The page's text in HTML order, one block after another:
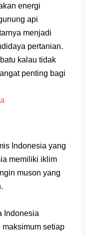
energi
api
menjadi
pertanian.
ka lau tidak
penting bagi
Indonesia yang
memiliki iklim
muson yang
Indonesia
setiap